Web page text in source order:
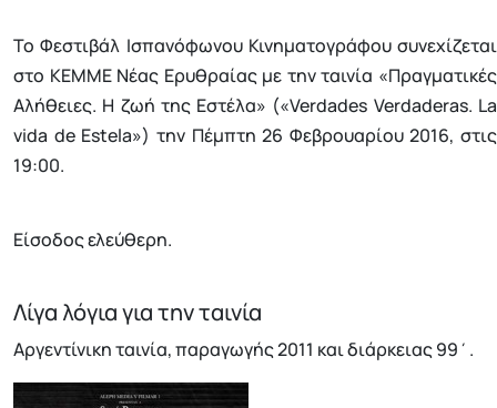
Το Φεστιβάλ Ισπανόφωνου Κινηματογράφου συνεχίζεται
στο ΚΕΜΜΕ Νέας Ερυθραίας με την ταινία «Πραγματικές
Αλήθειες. Η ζωή της Εστέλα» («Verdades Verdaderas. La
vida de Estela») την Πέμπτη 26 Φεβρουαρίου 2016, στις
19:00.
Είσοδος ελεύθερη.
Λίγα λόγια για την ταινία
Αργεντίνικη ταινία, παραγωγής 2011 και διάρκειας 99΄.